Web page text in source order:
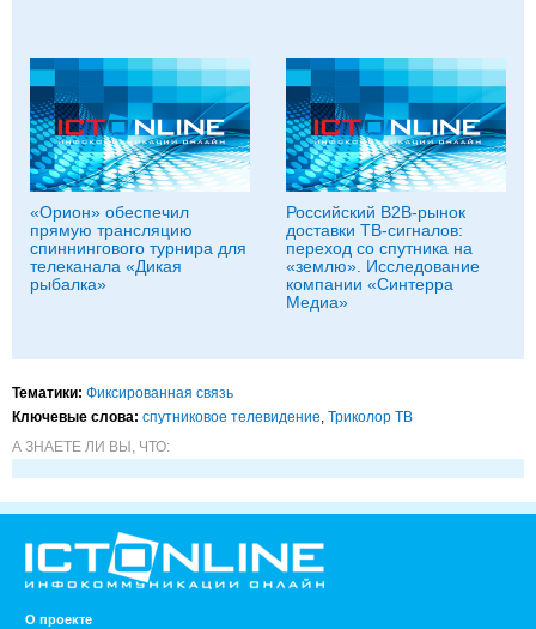
«Орион» обеспечил
прямую трансляцию
спиннингового турнира для
телеканала «Дикая
рыбалка»
Российский B2B-рынок
доставки ТВ-сигналов:
переход со спутника на
«землю». Исследование
компании «Синтерра
Медиа»
Тематики: Фиксированная связь
Ключевые слова: спутниковое телевидение, Триколор ТВ
А ЗНАЕТЕ ЛИ ВЫ, ЧТО:
О проекте